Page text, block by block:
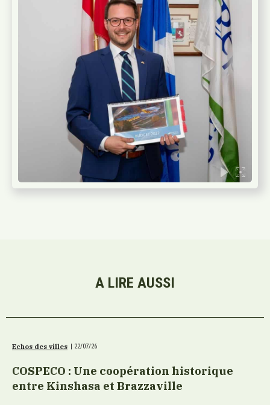
A LIRE AUSSI
Echos des villes | 22/07/26
COSPECO : Une coopération historique
entre Kinshasa et Brazzaville